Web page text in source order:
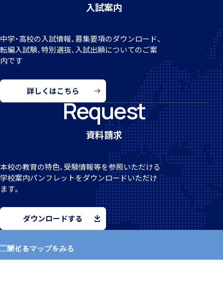
入試案内
中学・高校の入試情報、募集要項のダウンロード、
転編入試験、特別選抜、入試出願についてのご案
内です
詳しくはこちら
Request
資料請求
本校の教育の特色、受験情報等を参照いただける
学校案内パンフレットをダウンロードいただけ
ます。
ダウンロードする
サイトマップをみる
閉じる
寮スタッフからご挨拶
寮生活Q＆A
ニュース